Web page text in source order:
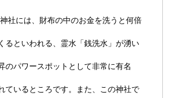
社には、財布の中のお金を洗うと何倍
るといわれる、霊水「銭洗水」が湧い
のパワースポットとして非常に有名
ているところです。また、この神社で